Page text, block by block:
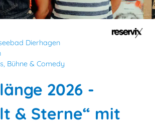
Dierhagen
Bühne & Comedy
2026 -
& Sterne“ mit